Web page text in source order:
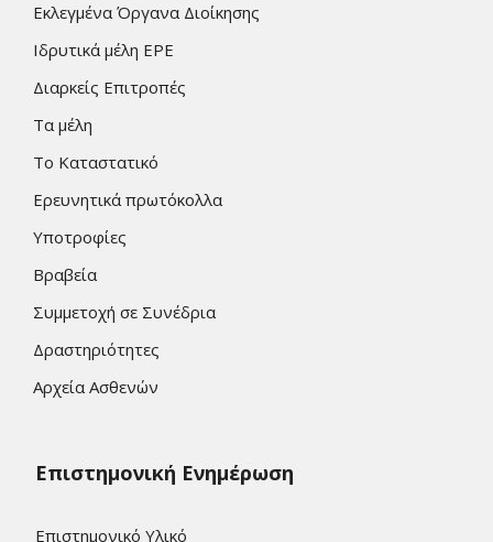
Εκλεγμένα Όργανα Διοίκησης
Ιδρυτικά μέλη ΕΡΕ
Διαρκείς Επιτροπές
Τα μέλη
Το Καταστατικό
Ερευνητικά πρωτόκολλα
Υποτροφίες
Βραβεία
Συμμετοχή σε Συνέδρια
Δραστηριότητες
Αρχεία Ασθενών
Επιστημονική Ενημέρωση
Επιστημονικό Υλικό